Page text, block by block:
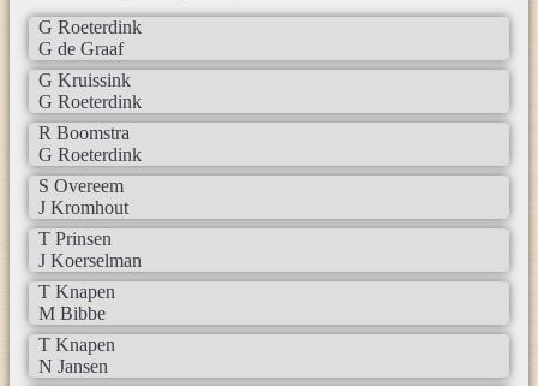
G Roeterdink
G de Graaf
G Kruissink
G Roeterdink
R Boomstra
G Roeterdink
S Overeem
J Kromhout
T Prinsen
J Koerselman
T Knapen
M Bibbe
T Knapen
N Jansen